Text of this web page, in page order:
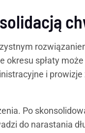
okresu spłaty
i
Po
do narastania